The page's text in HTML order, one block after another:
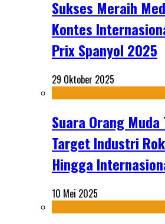
Sukses Meraih
Kontes
Prix Spanyol 2025
29 Oktober 2025
Suara Orang Muda
Target Industri
Hingga
10 Mei 2025